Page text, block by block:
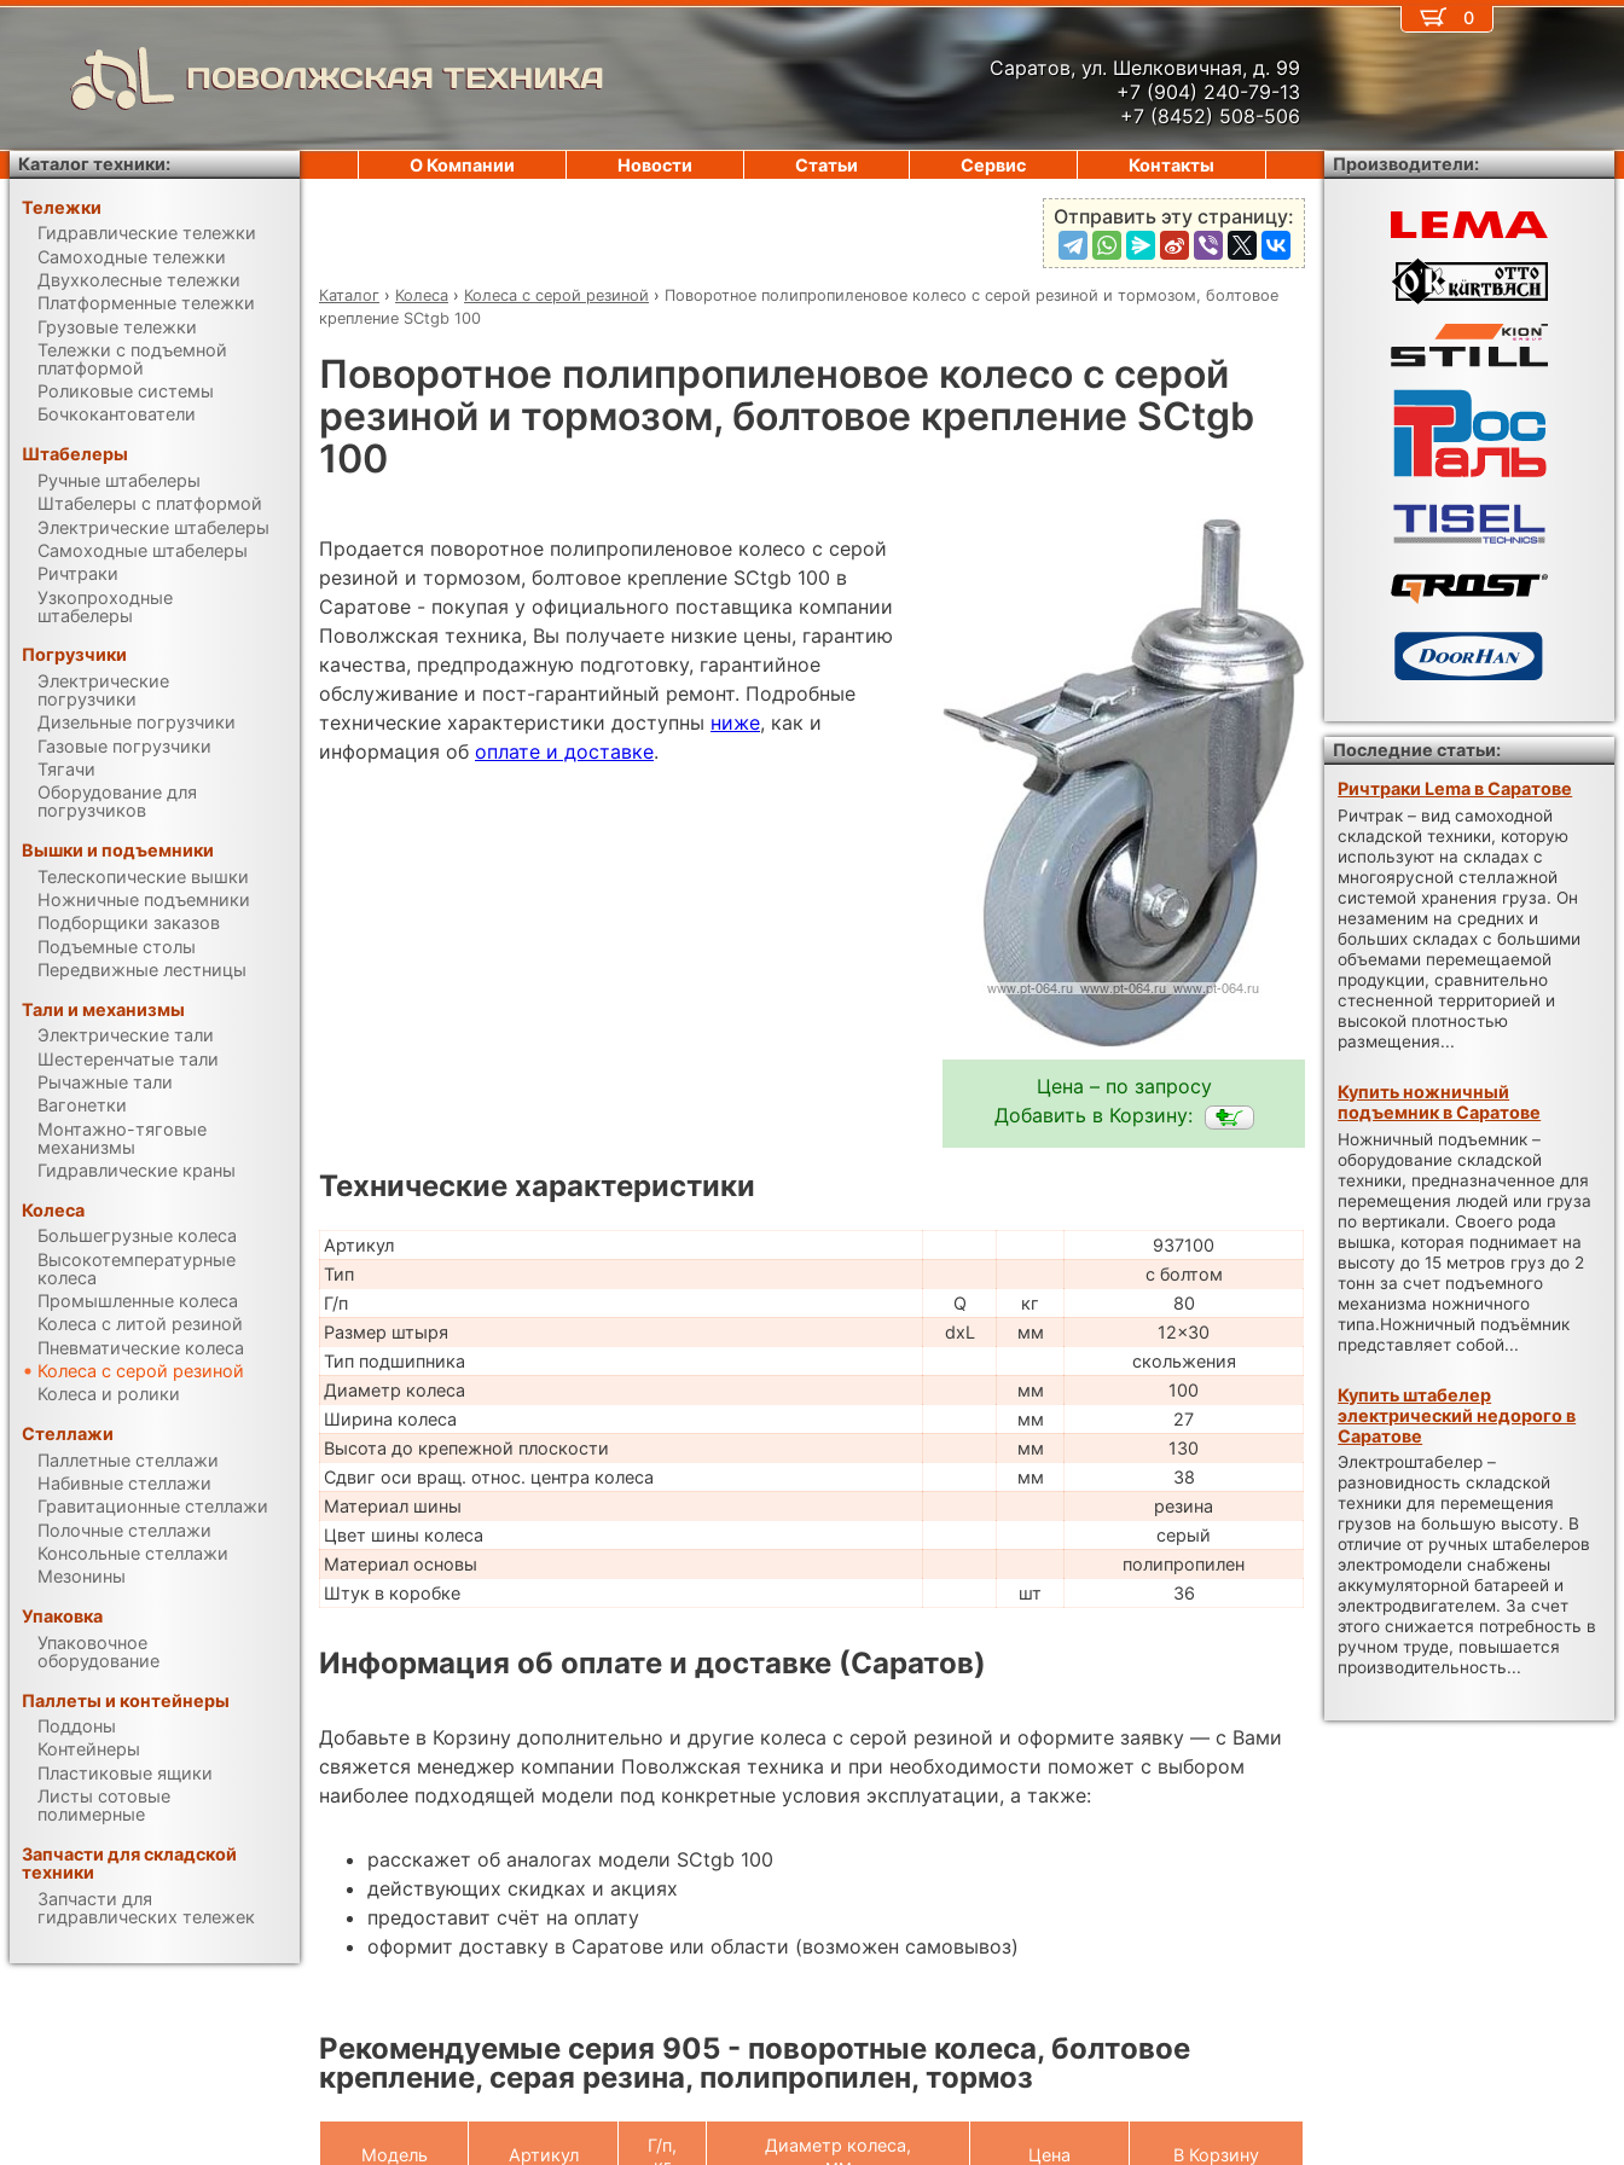
ПОВОЛЖСКАЯ ТЕХНИКА
Саратов, ул. Шелковичная, д. 99
+7 (904) 240-79-13
+7 (8452) 508-506
Отправить эту страницу:
Каталог › Колеса › Колеса с серой резиной › Поворотное полипропиленовое колесо с серой резиной и тормозом, болтовое
крепление SCtgb 100
Поворотное полипропиленовое колесо с серой
резиной и тормозом, болтовое крепление SCtgb
100
Цена – по запросу
Добавить в Корзину:
Продается поворотное полипропиленовое колесо с серой
резиной и тормозом, болтовое крепление SCtgb 100 в
Саратове - покупая у официального поставщика компании
Поволжская техника, Вы получаете низкие цены, гарантию
качества, предпродажную подготовку, гарантийное
обслуживание и пост-гарантийный ремонт. Подробные
технические характеристики доступны ниже, как и
информация об оплате и доставке.
Технические характеристики
Артикул
937100
Тип
с болтом
Г/п
Q кг
80
Размер штыря
dxL мм
12x30
Тип подшипника
скольжения
Диаметр колеса
мм
100
Ширина колеса
мм
27
Высота до крепежной плоскости
мм
130
Сдвиг оси вращ. относ. центра колеса
мм
38
Материал шины
резина
Цвет шины колеса
серый
Материал основы
полипропилен
Штук в коробке
шт 36
Информация об оплате и доставке (Саратов)
Добавьте в Корзину дополнительно и другие колеса с серой резиной и оформите заявку — с Вами
свяжется менеджер компании Поволжская техника и при необходимости поможет с выбором
наиболее подходящей модели под конкретные условия эксплуатации, а также:
расскажет об аналогах модели SCtgb 100
действующих скидках и акциях
предоставит счёт на оплату
оформит доставку в Саратове или области (возможен самовывоз)
Рекомендуемые серия 905 - поворотные колеса, болтовое
крепление, серая резина, полипропилен, тормоз
Модель Артикул
Г/п,
Диаметр колеса,
Цена В Корзину
0
О Компании Новости Статьи Сервис Контакты
Каталог техники:
Тележки
Гидравлические тележки
Самоходные тележки
Двухколесные тележки
Платформенные тележки
Грузовые тележки
Тележки с подъемной
платформой
Роликовые системы
Бочкокантователи
Штабелеры
Ручные штабелеры
Штабелеры с платформой
Электрические штабелеры
Самоходные штабелеры
Ричтраки
Узкопроходные
штабелеры
Погрузчики
Электрические
погрузчики
Дизельные погрузчики
Газовые погрузчики
Тягачи
Оборудование для
погрузчиков
Вышки и подъемники
Телескопические вышки
Ножничные подъемники
Подборщики заказов
Подъемные столы
Передвижные лестницы
Тали и механизмы
Электрические тали
Шестеренчатые тали
Рычажные тали
Вагонетки
Монтажно-тяговые
механизмы
Гидравлические краны
Колеса
Большегрузные колеса
Высокотемпературные
колеса
Промышленные колеса
Колеса с литой резиной
Пневматические колеса
Колеса с серой резиной
Колеса и ролики
Стеллажи
Паллетные стеллажи
Набивные стеллажи
Гравитационные стеллажи
Полочные стеллажи
Консольные стеллажи
Мезонины
Упаковка
Упаковочное
оборудование
Паллеты и контейнеры
Поддоны
Контейнеры
Пластиковые ящики
Листы сотовые
полимерные
Запчасти для складской
техники
Запчасти для
гидравлических тележек
Производители:
Последние статьи:
Ричтраки Lema в Саратове
Ричтрак – вид самоходной
складской техники, которую
используют на складах с
многоярусной стеллажной
системой хранения груза. Он
незаменим на средних и
больших складах с большими
объемами перемещаемой
продукции, сравнительно
стесненной территорией и
высокой плотностью
размещения...
Купить ножничный
подъемник в Саратове
Ножничный подъемник –
оборудование складской
техники, предназначенное для
перемещения людей или груза
по вертикали. Своего рода
вышка, которая поднимает на
высоту до 15 метров груз до 2
тонн за счет подъемного
механизма ножничного
типа.Ножничный подъёмник
представляет собой...
Купить штабелер
электрический недорого в
Саратове
Электроштабелер –
разновидность складской
техники для перемещения
грузов на большую высоту. В
отличие от ручных штабелеров
электромодели снабжены
аккумуляторной батареей и
электродвигателем. За счет
этого снижается потребность в
ручном труде, повышается
производительность...